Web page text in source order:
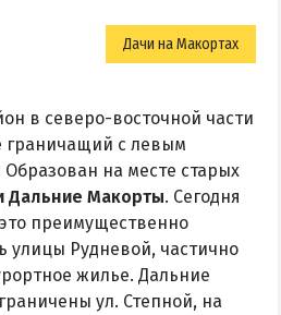
Дачи на Макортах
в северо-восточной части
граничащий с левым
на месте старых
Дальние Макорты. Сегодня
преимущественно
улицы Рудневой, частично
жилье. Дальние
ул. Степной, на